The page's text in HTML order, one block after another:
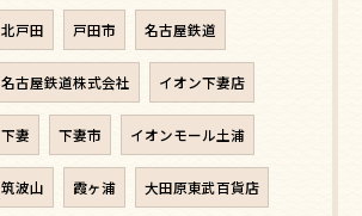
北戸田 戸田市 名古屋鉄道
名古屋鉄道株式会社 イオン下妻店
下妻 下妻市 イオンモール土浦
筑波山 霞ヶ浦 大田原東武百貨店